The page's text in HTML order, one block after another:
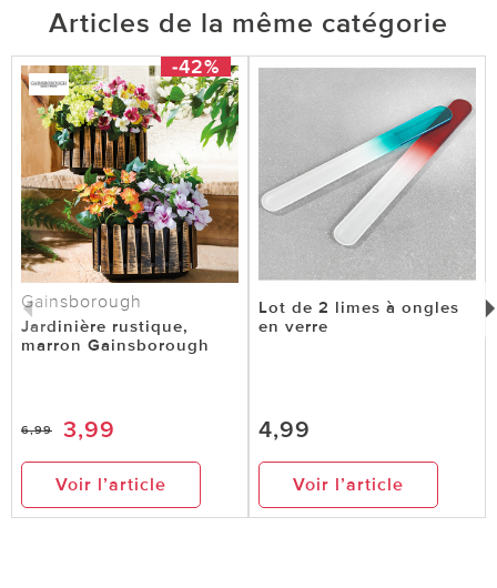
Articles de la même catégorie
-42%
Gainsborough
Jardinière rustique,
marron Gainsborough
6,99 3,99
Voir l’article
Lot de 2 limes à ongles
en verre
4,99
Voir l’article